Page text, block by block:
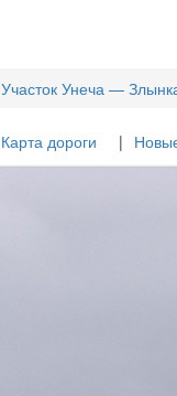
Участок Унеча —
Карта дороги